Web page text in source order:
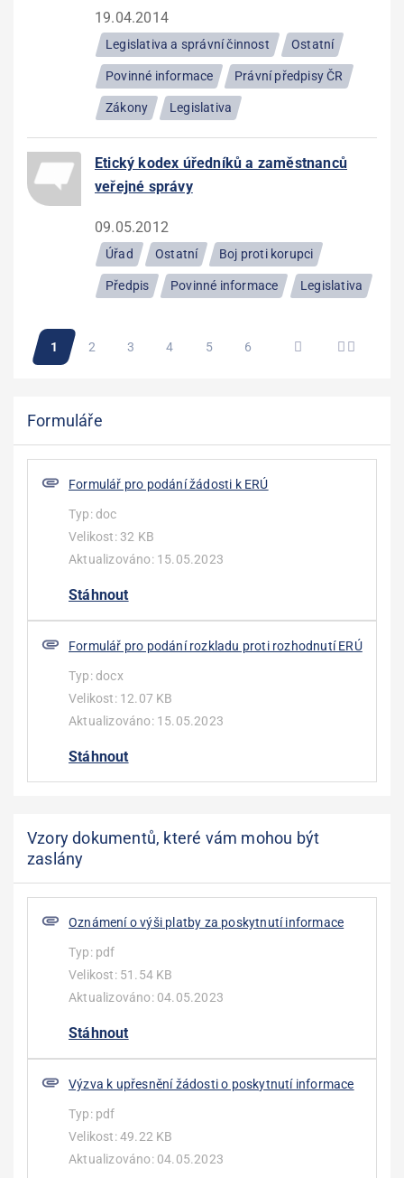
19.04.2014
Legislativa a správní činnost Ostatní
Povinné informace Právní předpisy ČR
Zákony Legislativa
Etický kodex úředníků a zaměstnanců
veřejné správy
09.05.2012
Úřad Ostatní Boj proti korupci
Předpis Povinné informace
Legislativa
Aktuální
1 Stránka
2 Stránka
3 Stránka
4 Stránka
5 Stránka
6
Formuláře
Formulář pro podání žádosti k ERÚ
Typ:doc
Velikost: 32 KB
Aktualizováno: 15.05.2023
Stáhnout
Formulář pro podání rozkladu proti rozhodnutí ERÚ
Typ:docx
Velikost: 12.07 KB
Aktualizováno: 15.05.2023
Stáhnout
Vzory dokumentů, které vám mohou být
zaslány
Oznámení o výši platby za poskytnutí informace
Typ: pdf
Velikost: 51.54 KB
Aktualizováno: 04.05.2023
Stáhnout
Výzva k upřesnění žádosti o poskytnutí informace
Typ: pdf
Velikost:49.22 KB
Aktualizováno: 04.05.2023